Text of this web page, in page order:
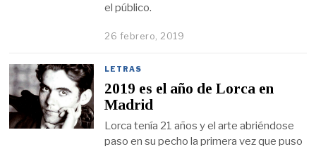
el público.
26 febrero, 2019
LETRAS
2019 es el año de Lorca en
Madrid
Lorca tenía 21 años y el arte abriéndose
paso en su pecho la primera vez que puso